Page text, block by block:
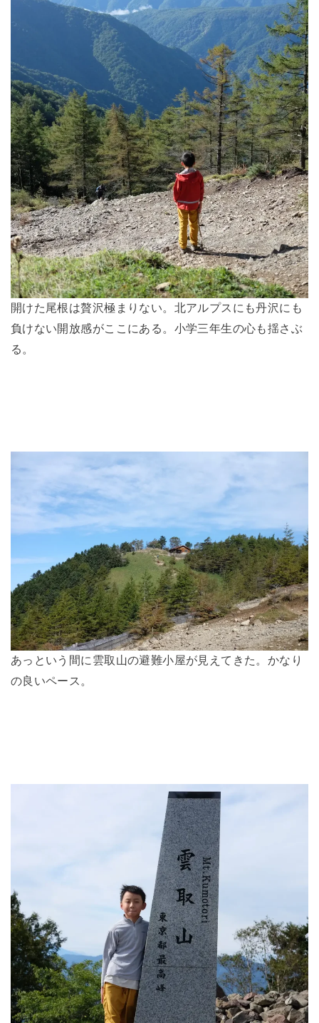
開けた尾根は贅沢極まりない。北アルプスにも丹沢にも
負けない開放感がここにある。小学三年生の心も揺さぶ
る。
あっという間に雲取山の避難小屋が見えてきた。かなり
の良いペース。